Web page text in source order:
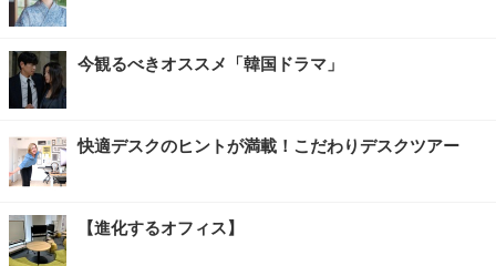
今観るべきオススメ「韓国ドラマ」
快適デスクのヒントが満載！こだわりデスクツアー
【進化するオフィス】